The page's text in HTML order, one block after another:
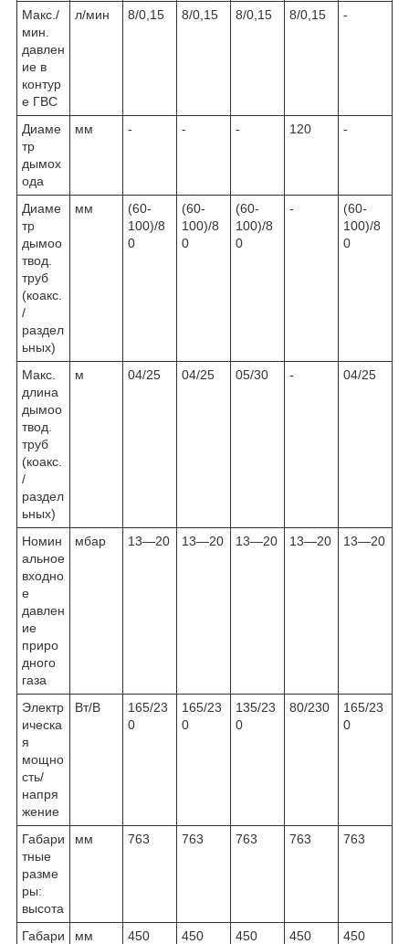
Макс./
мин.
давлен
ие в
контур
е ГВС
л/мин 8/0,15 8/0,15 8/0,15 8/0,15 -
Диаме
тр
дымох
ода
мм - - - 120 -
Диаме
тр
дымоо
твод.
труб
(коакс.
/
раздел
ьных)
мм
(60-
100)/8
0
(60-
100)/8
0
(60-
100)/8
0
-
(60-
100)/8
0
Макс.
длина
дымоо
твод.
труб
(коакс.
/
раздел
ьных)
м 04/25 04/25 05/30 - 04/25
Номин
альное
входно
е
давлен
ие
приро
дного
газа
мбар 13—20 13—20 13—20 13—20 13—20
Электр
ическа
я
мощно
сть/
напря
жение
Вт/В
165/23
0
165/23
0
135/23
0
80/230
165/23
0
Габари
тные
разме
ры:
высота
мм 763 763 763 763 763
Габари
мм 450 450 450 450 450